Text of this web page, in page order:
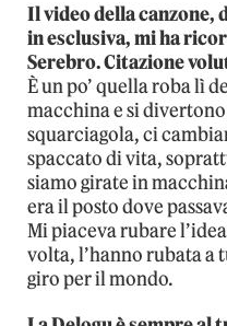
Il video della canzone,
in esclusiva, mi ha
Serebro. Citazione
È un po’ quella roba lì
macchina e si
squarciagola, ci
spaccato di vita,
siamo girate in
era il posto dove
Mi piaceva rubare
volta, l’hanno rubata a
giro per il mondo.